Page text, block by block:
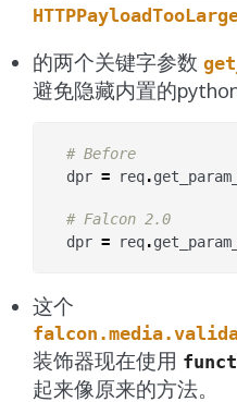
的两个关键字参数
避免隐藏内置的
# Before
dpr = req.
# Falcon 2.0
dpr = req.
这个
装饰器现在使用
起来像原来的方法。